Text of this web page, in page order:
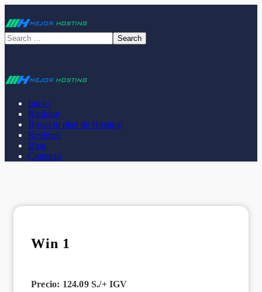
Inicio
Ranking
Busca tu plan de Hosting
Reviews
Blog
Contacto
Win 1
Precio: 124.09 S./+ IGV